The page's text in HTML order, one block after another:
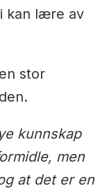
kan lære av
stor
kunnskap
men
at det er en